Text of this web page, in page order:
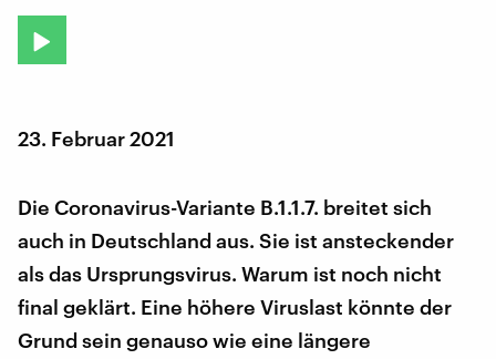
23. Februar 2021
Die Coronavirus-Variante B.1.1.7. breitet sich
auch in Deutschland aus. Sie ist ansteckender
als das Ursprungsvirus. Warum ist noch nicht
final geklärt. Eine höhere Viruslast könnte der
Grund sein genauso wie eine längere